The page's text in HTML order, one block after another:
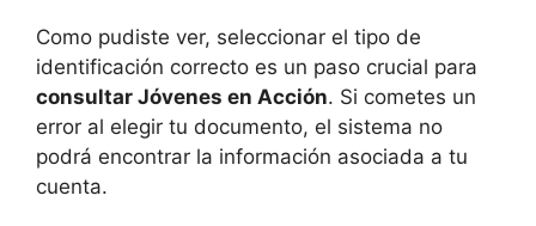
Como pudiste ver, seleccionar el tipo de
identificación correcto es un paso crucial para
consultar Jóvenes en Acción. Si cometes un
error al elegir tu documento, el sistema no
podrá encontrar la información asociada a tu
cuenta.